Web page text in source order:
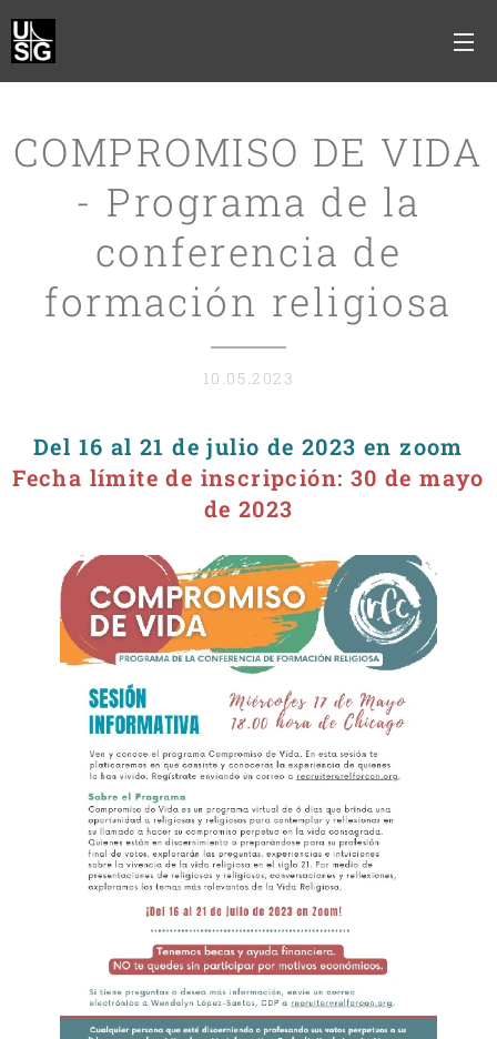
COMPROMISO DE VIDA
- Programa de la
conferencia de
formación religiosa
10.05.2023
Del 16 al 21 de julio de 2023 en zoom
Fecha límite de inscripción: 30 de mayo
de 2023